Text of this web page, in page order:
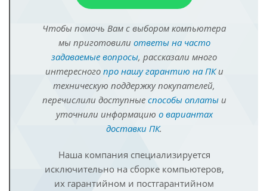
Чтобы помочь Вам с выбором компьютера
мы приготовили ответы на часто
задаваемые вопросы, рассказали много
интересного про нашу гарантию на ПКи
техническую поддержку покупателей,
перечислили доступные способы оплатыи
уточнили информацию о вариантах
доставки ПК.
Наша компания специализируется
исключительно на сборке компьютеров,
их гарантийном и постгарантийном